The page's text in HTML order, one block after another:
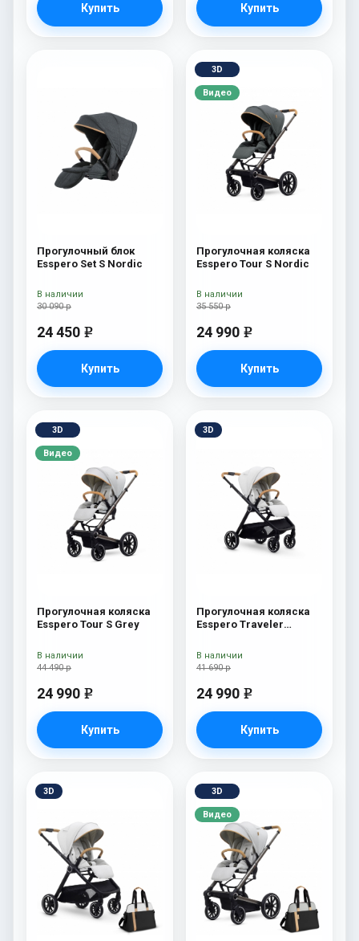
Купить Купить
Прогулочный блок
Esspero Set S Nordic
30 090 р
24 450 e
Купить
В наличии
3D
Видео
Прогулочная коляска
Esspero Tour S Nordic
35 550 р
24 990 e
Купить
В наличии
3D
Видео
Прогулочная коляска
Esspero Tour S Grey
44 490 р
24 990 e
Купить
В наличии
3D
Прогулочная коляска
Esspero Traveler
41 690 р
24 990 e
Купить
В наличии
3D 3D
Видео